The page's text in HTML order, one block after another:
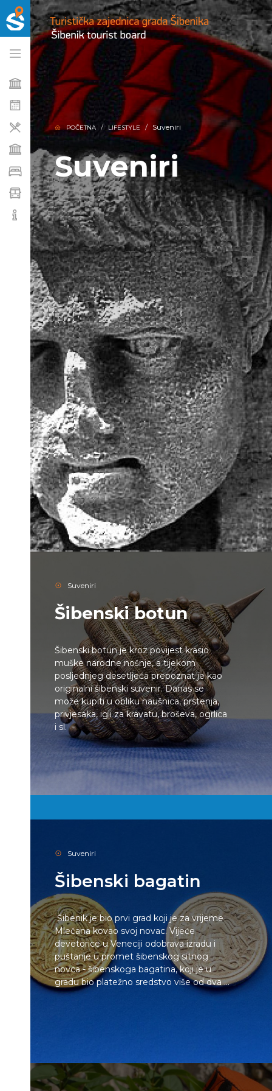
POČETNA LIFESTYLE Suveniri
Suveniri
Suveniri
Šibenski botun
Šibenski botun je kroz povijest krasio
muške narodne nošnje, a tijekom
posljednjeg desetljeća prepoznat je kao
originalni šibenski suvenir. Danas se
može kupiti u obliku naušnica, prstenja,
privjesaka, igli za kravatu, broševa, ogrlica
i sl.
Suveniri
Šibenski bagatin
Šibenik je bio prvi grad koji je za vrijeme
Mlečana kovao svoj novac. Vijeće
devetorice u Veneciji odobrava izradu i
puštanje u promet šibenskog sitnog
novca - šibenskoga bagatina, koji je u
gradu bio platežno sredstvo više od dva ...